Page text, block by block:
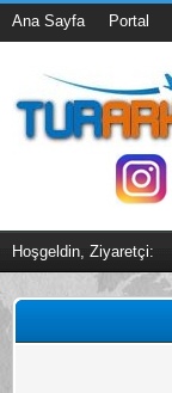
Ana Sayfa Portal
Hoşgeldin, Ziyaretçi: